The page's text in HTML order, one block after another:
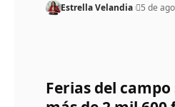
Estrella Velandia 5 de
Ferias del